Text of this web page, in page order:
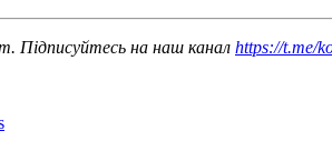
Підписуйтесь на наш канал https://t.me/